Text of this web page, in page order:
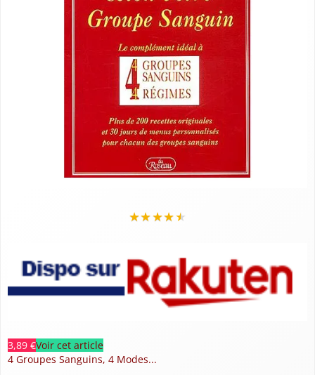
★★★★★
3,89 €Voir cet article
4 Groupes Sanguins, 4 Modes...